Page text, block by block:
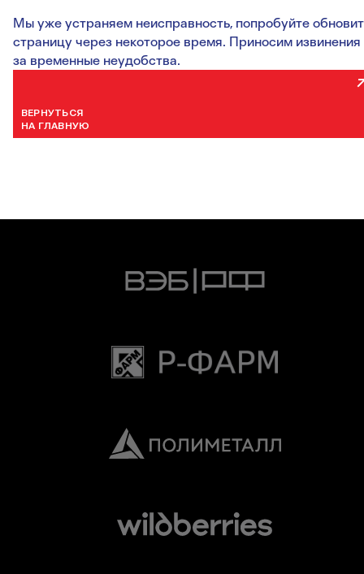
Мы уже устраняем неисправность, попробуйте
страницу через некоторое время. Приносим извинения
за временные неудобства.
ВЕРНУТЬСЯ
НА ГЛАВНУЮ